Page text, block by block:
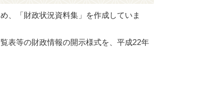
、「財政状況資料集」を作成していま
表等の財政情報の開示様式を、平成22年